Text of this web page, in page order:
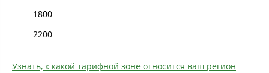
1800
2200
Узнать, к какой тарифной зоне относится ваш регион